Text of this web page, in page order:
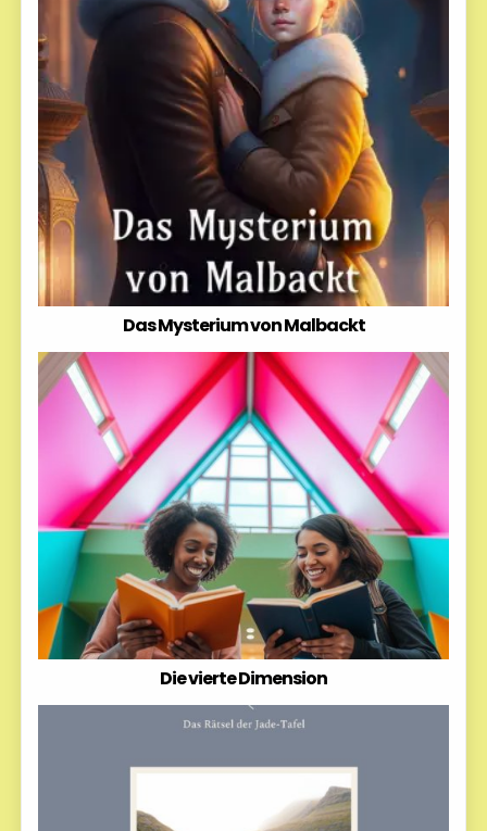
Das Mysterium von Malbackt
Die vierte Dimension